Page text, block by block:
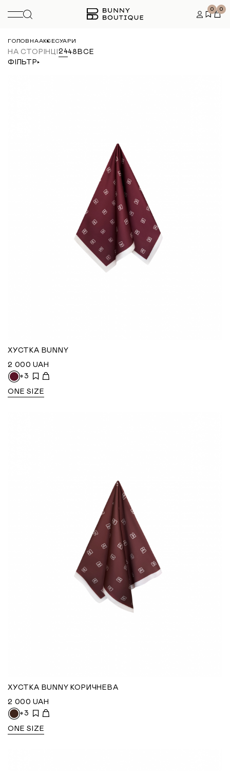
0 0
ГОЛОВНААКСЕСУАРИ
НА СТОРІНЦІ 2448 ВСЕ
ФІЛЬТР
ХУСТКА BUNNY
2 000 UAH
+3
ONE SIZE
ХУСТКА BUNNY КОРИЧНЕВА
2 000 UAH
+3
ONE SIZE